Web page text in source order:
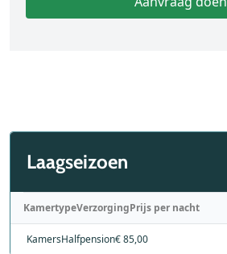
Laagseizoen
KamertypeVerzorgingPrijs per nacht
KamersHalfpension€ 85,00